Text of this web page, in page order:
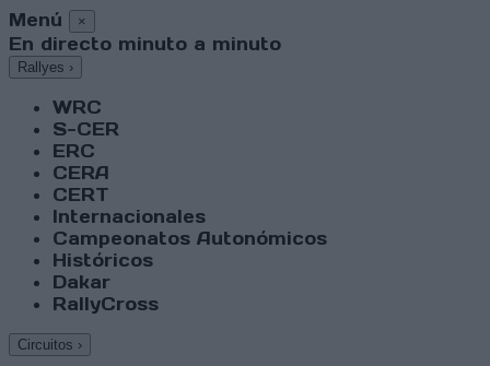
Menú ×
En directo minuto a minuto
Rallyes ›
WRC
S-CER
ERC
CERA
CERT
Internacionales
Campeonatos Autonómicos
Históricos
Dakar
RallyCross
Circuitos ›